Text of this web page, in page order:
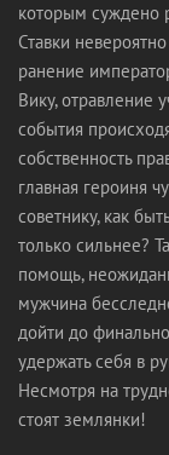
которым суждено
Ставки
ранение
Вику, отравление
события
собственность
главная героиня
советнику, как
только сильнее?
помощь,
мужчина
дойти до
удержать себя в
Несмотря на
стоят землянки!